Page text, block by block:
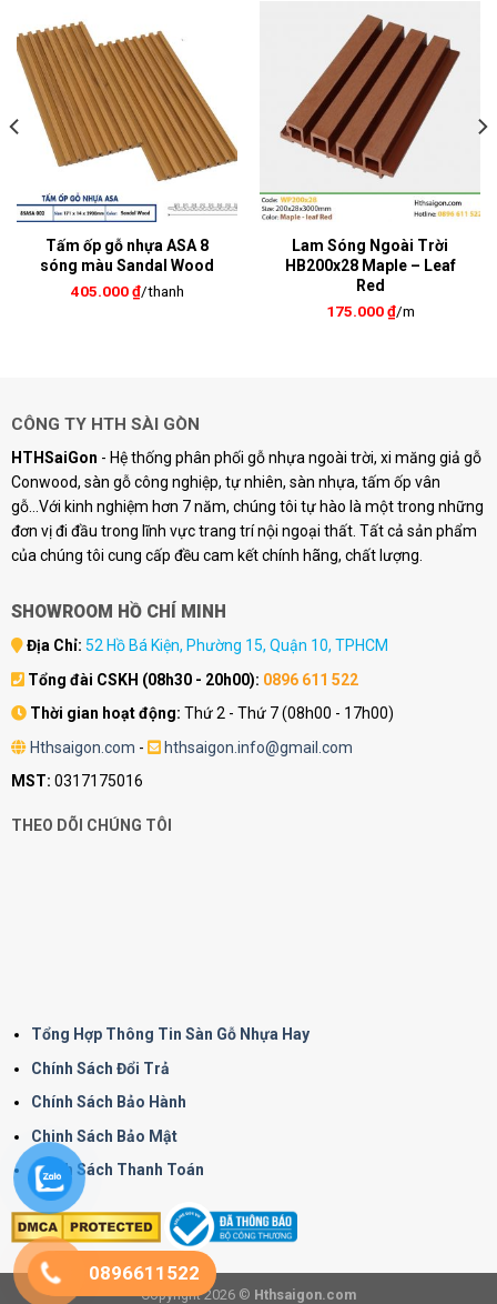
Tấm ốp gỗ nhựa ASA 8
sóng màu Sandal Wood
405.000₫/thanh
Lam Sóng Ngoài Trời
HB200x28 Maple – Leaf
Red
175.000₫/m
CÔNG TY HTH SÀI GÒN
HTHSaiGon - Hệ thống phân phối gỗ nhựa ngoài trời, xi măng giả gỗ
Conwood, sàn gỗ công nghiệp, tự nhiên, sàn nhựa, tấm ốp vân
gỗ...Với kinh nghiệm hơn 7 năm, chúng tôi tự hào là một trong những
đơn vị đi đầu trong lĩnh vực trang trí nội ngoại thất. Tất cả sản phẩm
của chúng tôi cung cấp đều cam kết chính hãng, chất lượng.
SHOWROOM HỒ CHÍ MINH
Địa Chỉ: 52 Hồ Bá Kiện, Phường 15, Quận 10, TPHCM
Tổng đài CSKH (08h30 - 20h00): 0896 611 522
Thời gian hoạt động: Thứ 2 - Thứ 7 (08h00 - 17h00)
Hthsaigon.com -
hthsaigon.info@gmail.com
MST: 0317175016
THEO DÕI CHÚNG TÔI
Tổng Hợp Thông Tin Sàn Gỗ Nhựa Hay
Chính Sách Đổi Trả
Chính Sách Bảo Hành
Chinh Sách Bảo Mật
Chính Sách Thanh Toán
Copyright 2026 © Hthsaigon.com
0896611522